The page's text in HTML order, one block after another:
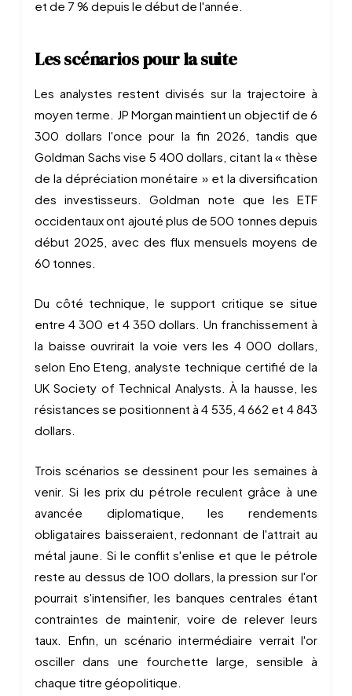
et de 7 % depuis le début de l'année.
Les scénarios pour la suite
Les analystes restent divisés sur la trajectoire à
moyen terme. JP Morgan maintient un objectif de 6
300 dollars l'once pour la fin 2026, tandis que
Goldman Sachs vise 5 400 dollars, citant la « thèse
de la dépréciation monétaire » et la diversification
des investisseurs. Goldman note que les ETF
occidentaux ont ajouté plus de 500 tonnes depuis
début 2025, avec des flux mensuels moyens de
60 tonnes.
Du côté technique, le support critique se situe
entre 4 300 et 4 350 dollars. Un franchissement à
la baisse ouvrirait la voie vers les 4 000 dollars,
selon Eno Eteng, analyste technique certifié de la
UK Society of Technical Analysts. À la hausse, les
résistances se positionnent à 4 535, 4 662 et 4 843
dollars.
Trois scénarios se dessinent pour les semaines à
venir. Si les prix du pétrole reculent grâce à une
avancée diplomatique, les rendements
obligataires baisseraient, redonnant de l'attrait au
métal jaune. Si le conflit s'enlise et que le pétrole
reste au dessus de 100 dollars, la pression sur l'or
pourrait s'intensifier, les banques centrales étant
contraintes de maintenir, voire de relever leurs
taux. Enfin, un scénario intermédiaire verrait l'or
osciller dans une fourchette large, sensible à
chaque titre géopolitique.